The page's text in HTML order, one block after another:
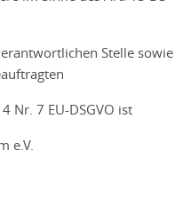
Stelle sowie
Nr. 7 EU-DSGVO ist
e.V.